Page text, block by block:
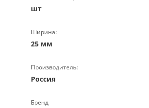
шт
Ширина:
25 мм
Производитель:
Россия
Бренд